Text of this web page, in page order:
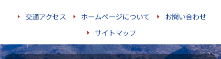
交通アクセス ホームページについて
お問い合わせ
サイトマップ